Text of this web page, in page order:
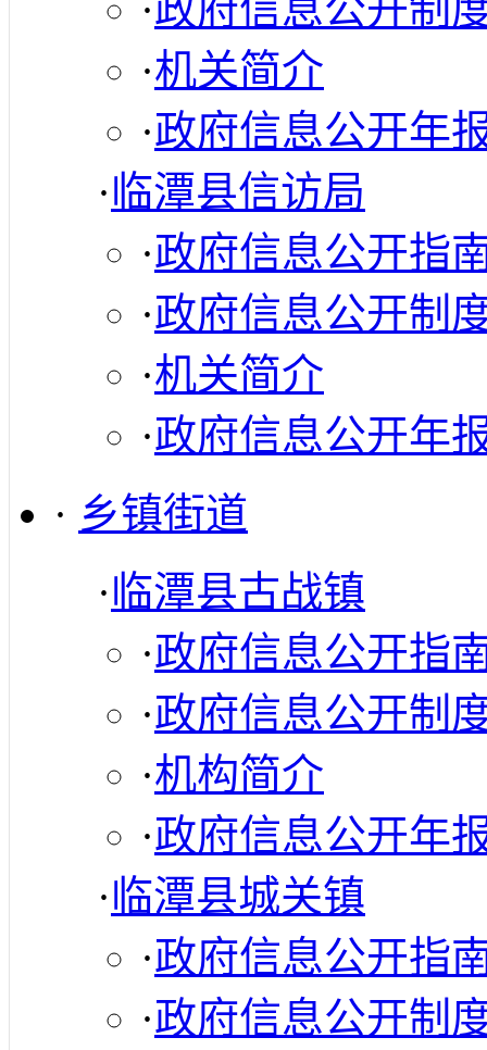
·机关简介
·政府信息公开年
·临潭县信访局
·政府信息公开指
·政府信息公开制
·机关简介
·政府信息公开年
· 乡镇街道
·临潭县古战镇
·政府信息公开指
·政府信息公开制
·机构简介
·政府信息公开年
·临潭县城关镇
·政府信息公开指
·政府信息公开制